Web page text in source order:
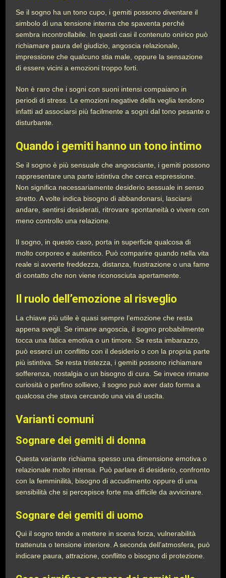
Se il sogno ha un tono cupo, i gemiti possono diventare il
simbolo di una tensione interna che spaventa perché
sembra incontrollabile. In questi casi il contenuto onirico può
richiamare paura del giudizio, angoscia relazionale,
impressione che qualcuno stia male, oppure la sensazione
di essere vicini a emozioni troppo forti.
Non è raro che i sogni con suoni intensi compaiano in
periodi di stress. Le emozioni negative della veglia tendono
infatti ad associarsi più facilmente a sogni dal tono pesante o
disturbante.
Quando i gemiti hanno un tono intimo
Se il sogno è più sensuale che angosciante, i gemiti possono
rappresentare una parte istintiva che cerca espressione.
Non significa necessariamente desiderio sessuale in senso
stretto. A volte indica bisogno di abbandonarsi, lasciarsi
andare, sentirsi desiderati, ritrovare spontaneità o vivere con
meno controllo una relazione.
Il sogno, in questo caso, porta in superficie qualcosa di
molto corporeo e autentico. Può comparire quando nella vita
reale si avverte freddezza, distanza, frustrazione o una fame
di contatto che non viene riconosciuta apertamente.
Il ruolo dell’emozione al risveglio
La chiave più utile è quasi sempre l’emozione che resta
appena svegli. Se rimane angoscia, il sogno probabilmente
tocca una fatica emotiva o un timore. Se resta imbarazzo,
può esserci un conflitto con il desiderio o con la propria parte
più istintiva. Se resta tristezza, i gemiti possono richiamare
sofferenza, nostalgia o un bisogno di cura. Se invece rimane
curiosità o perfino sollievo, il sogno può aver dato forma a
qualcosa che stava cercando una via di uscita.
Varianti comuni
Sognare dei gemiti di donna
Questa variante richiama spesso una dimensione emotiva o
relazionale molto intensa. Può parlare di desiderio, confronto
con la femminilità, bisogno di accudimento oppure di una
sensibilità che si percepisce forte ma difficile da avvicinare.
Sognare dei gemiti di uomo
Qui il sogno tende a mettere in scena forza, vulnerabilità
trattenuta o tensione interiore. A seconda dell’atmosfera, può
indicare paura, attrazione, conflitto o bisogno di protezione.